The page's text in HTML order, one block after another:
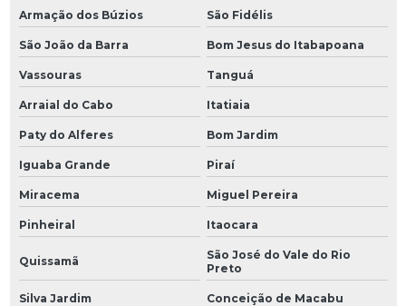
Armação dos Búzios São Fidélis
São João da Barra Bom Jesus do Itabapoana
Vassouras Tanguá
Arraial do Cabo Itatiaia
Paty do Alferes Bom Jardim
Iguaba Grande Piraí
Miracema Miguel Pereira
Pinheiral Itaocara
Quissamã
São José do Vale do Rio
Preto
Silva Jardim Conceição de Macabu